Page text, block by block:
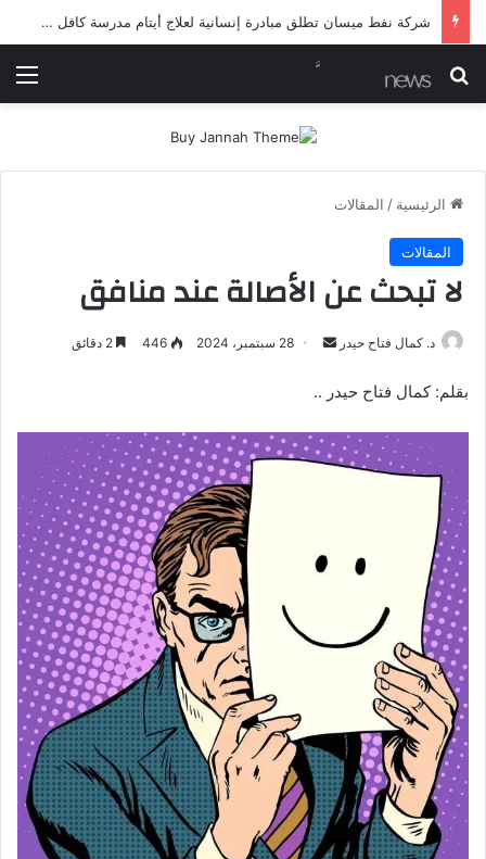
شرطة ميسان تلقي القبض على مطلقي العيارات النارية أثناء تشييع جنائزي في العمارة
بحث عن
الرئيسية / المقالات
المقالات
لا تبحث عن الأصالة عند منافق
د. كمال فتاح حيدر
أرسل
إلكترونيا
28 سبتمبر، 2024 446
بقلم: كمال فتاح حيدر ..